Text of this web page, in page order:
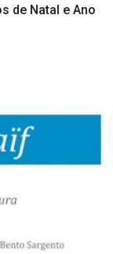
de Natal e Ano